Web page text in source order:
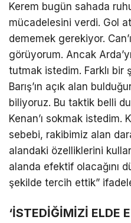
Kerem bugün sahada
mücadelesini verdi. Gol
dememek gerekiyor.
görüyorum. Ancak
tutmak istedim. Farklı bir
Barış’ın açık alan
biliyoruz. Bu taktik belli
Kenan’ı sokmak istedim.
sebebi, rakibimiz alan
alandaki özelliklerini
alanda efektif olacağını
şekilde tercih ettik”
‘İSTEDİĞİMİZİ ELDE